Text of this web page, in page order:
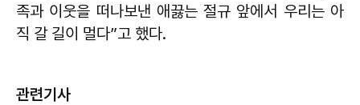
족과 이웃을 떠나보낸 애끓는 절규 앞에서 우리는 아
직 갈 길이 멀다”고 했다.
관련기사